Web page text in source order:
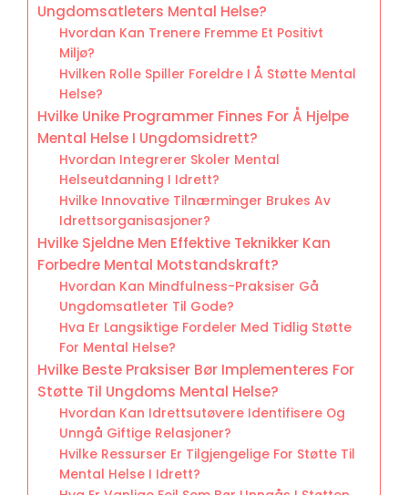
Ungdomsatleters Mental Helse?
Hvordan Kan Trenere Fremme Et Positivt
Miljø?
Hvilken Rolle Spiller Foreldre I Å Støtte Mental
Helse?
Hvilke Unike Programmer Finnes For Å Hjelpe
Mental Helse I Ungdomsidrett?
Hvordan Integrerer Skoler Mental
Helseutdanning I Idrett?
Hvilke Innovative Tilnærminger Brukes Av
Idrettsorganisasjoner?
Hvilke Sjeldne Men Effektive Teknikker Kan
Forbedre Mental Motstandskraft?
Hvordan Kan Mindfulness-Praksiser Gå
Ungdomsatleter Til Gode?
Hva Er Langsiktige Fordeler Med Tidlig Støtte
For Mental Helse?
Hvilke Beste Praksiser Bør Implementeres For
Støtte Til Ungdoms Mental Helse?
Hvordan Kan Idrettsutøvere Identifisere Og
Unngå Giftige Relasjoner?
Hvilke Ressurser Er Tilgjengelige For Støtte Til
Mental Helse I Idrett?